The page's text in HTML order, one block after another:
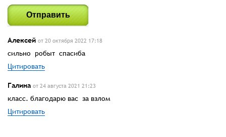
Отправить
Алексей от 20 октября 2022 17:18
сильно робыт спасиба
Цитировать
Галина от 24 августа 2021 21:23
класс. благодарю вас за взлом
Цитировать